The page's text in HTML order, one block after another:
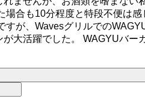
合も10分程度と特段不便は
が、Wavesグリルでの
大活躍でした。 WAGYUバー